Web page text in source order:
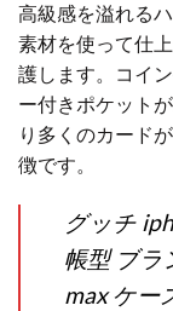
高級感を溢れる
素材を使って仕
護します。コイ
ー付きポケット
り多くのカード
徴です。
グッチ
帳型 ブラ
max ケー